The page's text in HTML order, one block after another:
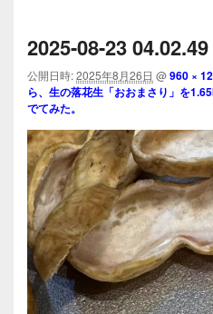
2025-08-23 04.02.49
公開日時:2025年8月26日 @960 ×
ら、生の落花生「おおまさり」を
でてみた。